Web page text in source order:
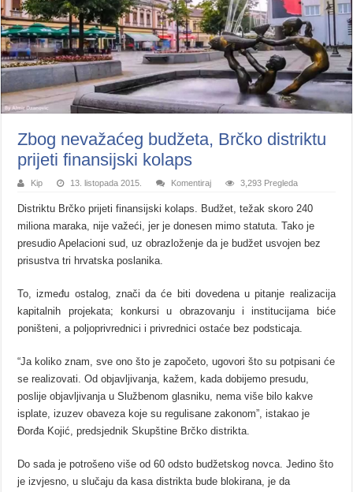
Zbog nevažaćeg budžeta, Brčko distriktu
prijeti finansijski kolaps
Kip 13. listopada 2015. Komentiraj 3,293 Pregleda
Distriktu Brčko prijeti finansijski kolaps. Budžet, težak skoro 240
miliona maraka, nije važeći, jer je donesen mimo statuta. Tako je
presudio Apelacioni sud, uz obrazloženje da je budžet usvojen bez
prisustva tri hrvatska poslanika.
To, između ostalog, znači da će biti dovedena u pitanje realizacija
kapitalnih projekata; konkursi u obrazovanju i institucijama biće
poništeni, a poljoprivrednici i privrednici ostaće bez podsticaja.
“Ja koliko znam, sve ono što je započeto, ugovori što su potpisani će
se realizovati. Od objavljivanja, kažem, kada dobijemo presudu,
poslije objavljivanja u Službenom glasniku, nema više bilo kakve
isplate, izuzev obaveza koje su regulisane zakonom”, istakao je
Đorđa Kojić, predsjednik Skupštine Brčko distrikta.
Do sada je potrošeno više od 60 odsto budžetskog novca. Jedino što
je izvjesno, u slučaju da kasa distrikta bude blokirana, je da